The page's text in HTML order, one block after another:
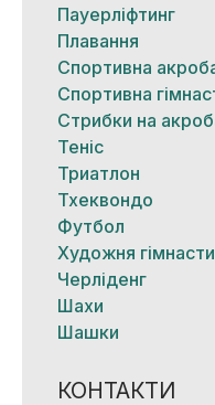
Пауерліфтинг
Плавання
Спортивна
Спортивна
Стрибки на
Теніс
Триатлон
Тхеквондо
Футбол
Художня
Черліденг
Шахи
Шашки
КОНТАКТИ